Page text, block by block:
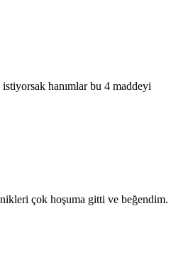
hanımlar bu 4 maddeyi
çok hoşuma gitti ve beğendim.